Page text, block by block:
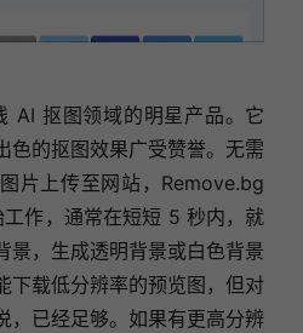
AI 抠图领域的明星产品。它
色的抠图效果广受赞誉。无需
片上传至网站， Remove.bg
作，通常在短短 5 秒内，就
景，生成透明背景或白色背景
下载低分辨率的预览图，但对
，已经足够。如果有更高分辨